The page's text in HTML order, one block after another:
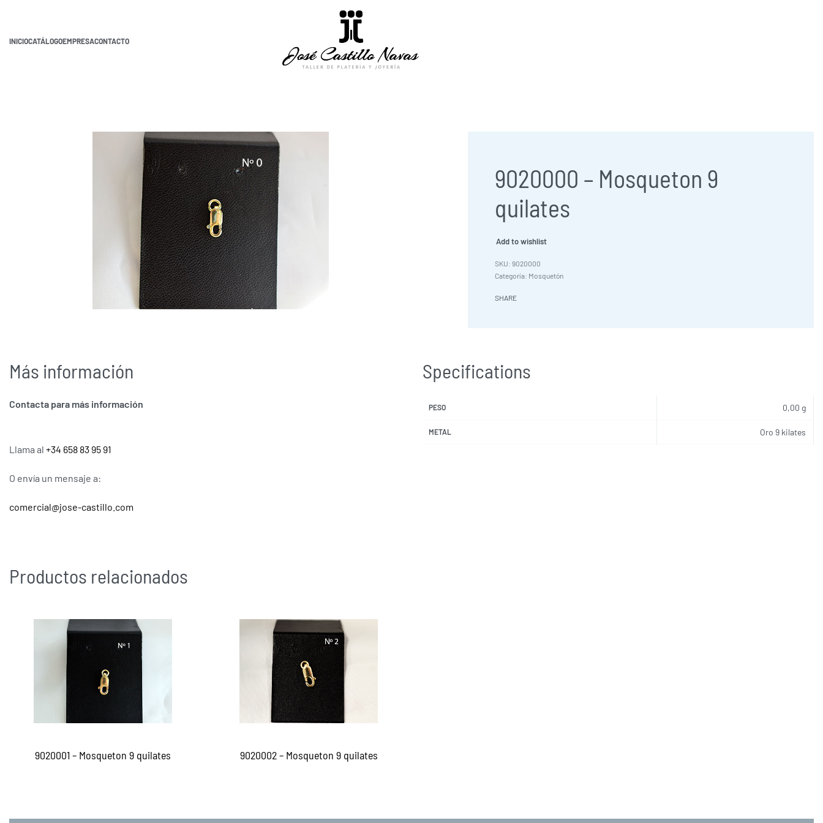
INICIOCATÁLOGOEMPRESACONTACTO
9020000 – Mosqueton 9
quilates
Add to wishlist
9020000
Categoría: Mosquetón
SHARE
Más información
Contacta para más información
Llama al +34 658 83 95 91
O envía un mensaje a:
comercial@jose-castillo.com
Specifications
PESO 0,00 g
METAL Oro 9 kilates
Productos relacionados
9020001 – Mosqueton 9 quilates 9020002 – Mosqueton 9 quilates